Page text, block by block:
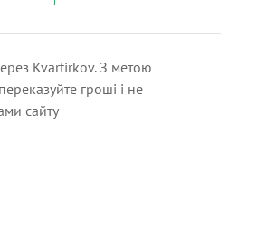
Kvartirkov. З метою
гроші і не
сайту